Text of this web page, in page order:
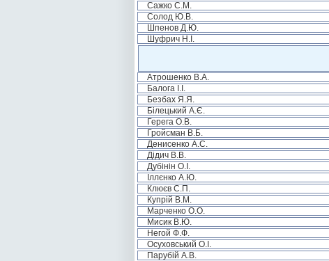
Сажко С.М.
Солод Ю.В.
Шпенов Д.Ю.
Шуфрич Н.І.
Атрошенко В.А.
Балога І.І.
Безбах Я.Я.
Білецький А.Є.
Герега О.В.
Гройсман В.Б.
Денисенко А.С.
Дідич В.В.
Дубінін О.І.
Іллєнко А.Ю.
Клюєв С.П.
Купрій В.М.
Марченко О.О.
Мисик В.Ю.
Негой Ф.Ф.
Осуховський О.І.
Парубій А.В.